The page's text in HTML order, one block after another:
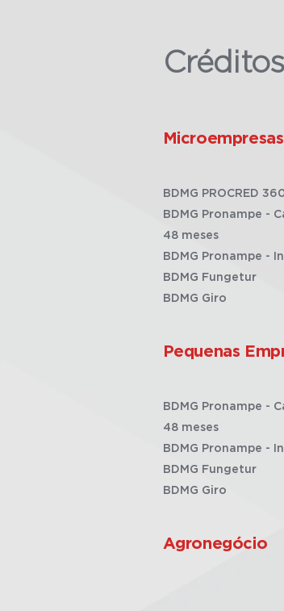
Créditos
Microempresas
BDMG PROCRED
BDMG Pronampe -
48 meses
BDMG Pronampe -
BDMG Fungetur
BDMG Giro
Pequenas
BDMG Pronampe -
48 meses
BDMG Pronampe -
BDMG Fungetur
BDMG Giro
Agronegócio